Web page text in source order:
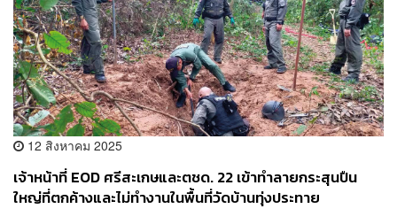
12 สิงหาคม 2025
เจ้าหน้าที่ EOD ศรีสะเกษและตชด. 22 เข้าทำลายกระสุนปืน
ใหญ่ที่ตกค้างและไม่ทำงานในพื้นที่วัดบ้านทุ่งประทาย